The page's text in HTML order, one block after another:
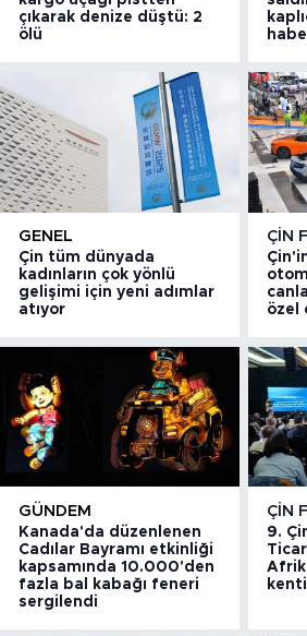
çıkarak denize düştü: 2
ölü
GENEL
Çin tüm dünyada
kadınların çok yönlü
gelişimi için yeni adımlar
atıyor
ÇIN
özel
GÜNDEM
Kanada'da düzenlenen
Cadılar Bayramı etkinliği
kapsamında 10.000'den
fazla bal kabağı feneri
sergilendi
ÇIN
9.